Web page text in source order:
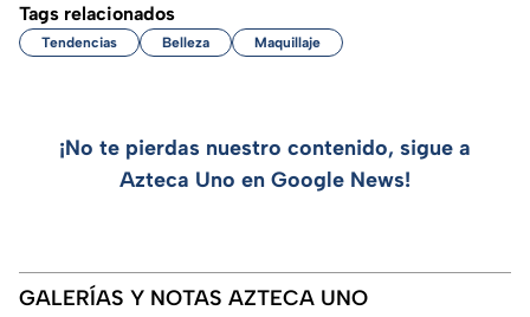
Tags relacionados
Tendencias Belleza Maquillaje
¡No te pierdas nuestro contenido, sigue a
Azteca Uno en Google News!
GALERÍAS Y NOTAS AZTECA UNO